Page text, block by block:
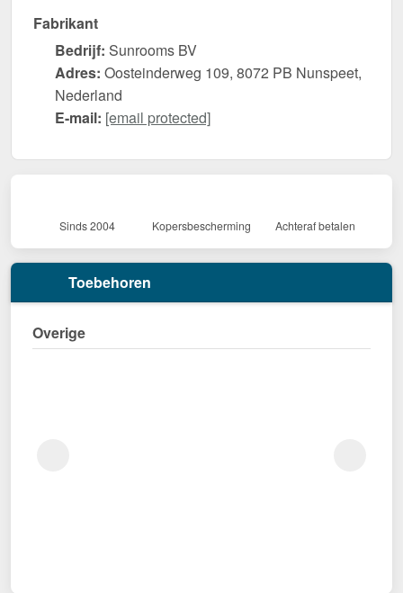
Fabrikant
Bedrijf: Sunrooms BV
Adres: Oosteinderweg 109, 8072 PB Nunspeet,
Nederland
E-mail: [email protected]
Sinds 2004 Kopersbescherming Achteraf betalen
Toebehoren
Overige